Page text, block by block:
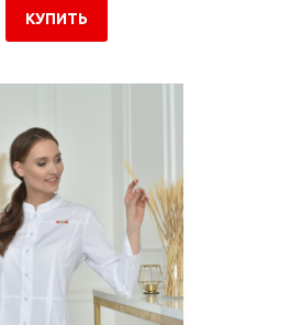
КУПИТЬ